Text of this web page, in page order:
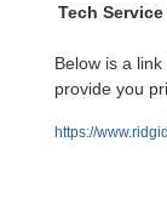
Tech Service
Below is a
provide you
https://